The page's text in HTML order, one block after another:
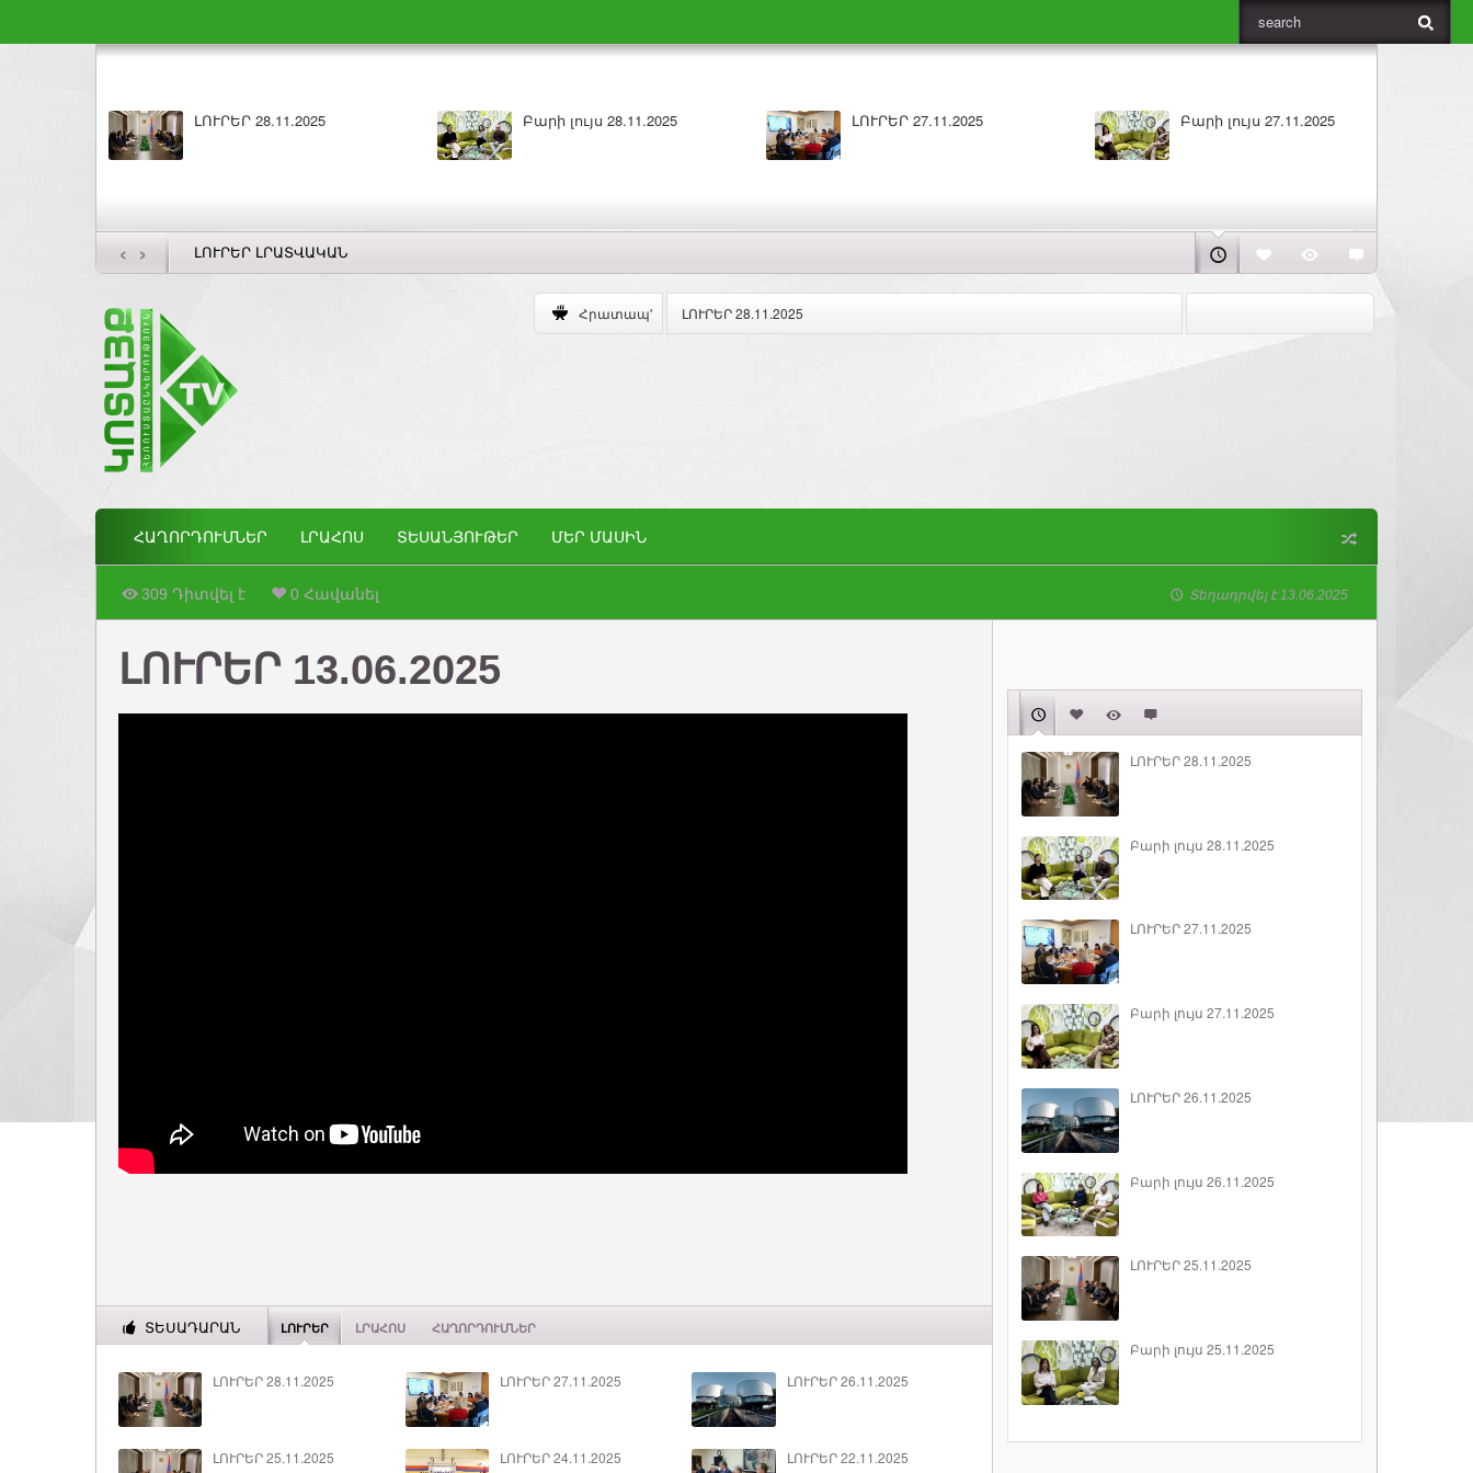
28.11.2025 Բարի լույս 28.11.2025 ԼՈՒՐԵՐ 27.11.2025 Բարի լույս 27.11.2025 ԼՈՒՐԵՐ 26.11.2025
‹ › ԼՈՒՐԵՐ ԼՐԱՏՎԱԿԱՆ
Հրատապ' ԼՈՒՐԵՐ 28.11.2025
ՀԱՂՈՐԴՈՒՄՆԵՐ ԼՐԱՀՈՍ ՏԵՍԱՆՅՈՒԹԵՐ ՄԵՐ ՄԱՍԻՆ
309 Դիտվել է 0 Հավանել Տեղադրվել է 13.06.2025
ԼՈՒՐԵՐ 13.06.2025
ՏԵՍԱԴԱՐԱՆ ԼՈՒՐԵՐ ԼՐԱՀՈՍ ՀԱՂՈՐԴՈՒՄՆԵՐ
ԼՈՒՐԵՐ 28.11.2025 ԼՈՒՐԵՐ 27.11.2025 ԼՈՒՐԵՐ 26.11.2025
ԼՈՒՐԵՐ 25.11.2025 ԼՈՒՐԵՐ 24.11.2025 ԼՈՒՐԵՐ 22.11.2025
ԼՈՒՐԵՐ 28.11.2025
Բարի լույս 28.11.2025
ԼՈՒՐԵՐ 27.11.2025
Բարի լույս 27.11.2025
ԼՈՒՐԵՐ 26.11.2025
Բարի լույս 26.11.2025
ԼՈՒՐԵՐ 25.11.2025
Բարի լույս 25.11.2025